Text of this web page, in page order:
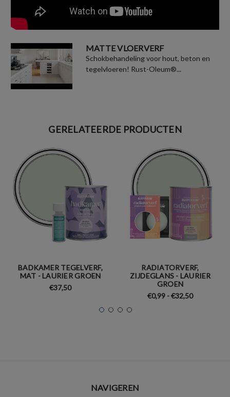
MATTE VLOERVERF
Schokbehandeling voor hout, beton en
tegelvloeren! Rust-Oleum®...
GERELATEERDE PRODUCTEN
BADKAMER TEGELVERF,
MAT - LAURIER GROEN
€37,50
RADIATORVERF,
ZIJDEGLANS - LAURIER
GROEN
€0,99 - €32,50
NAVIGEREN